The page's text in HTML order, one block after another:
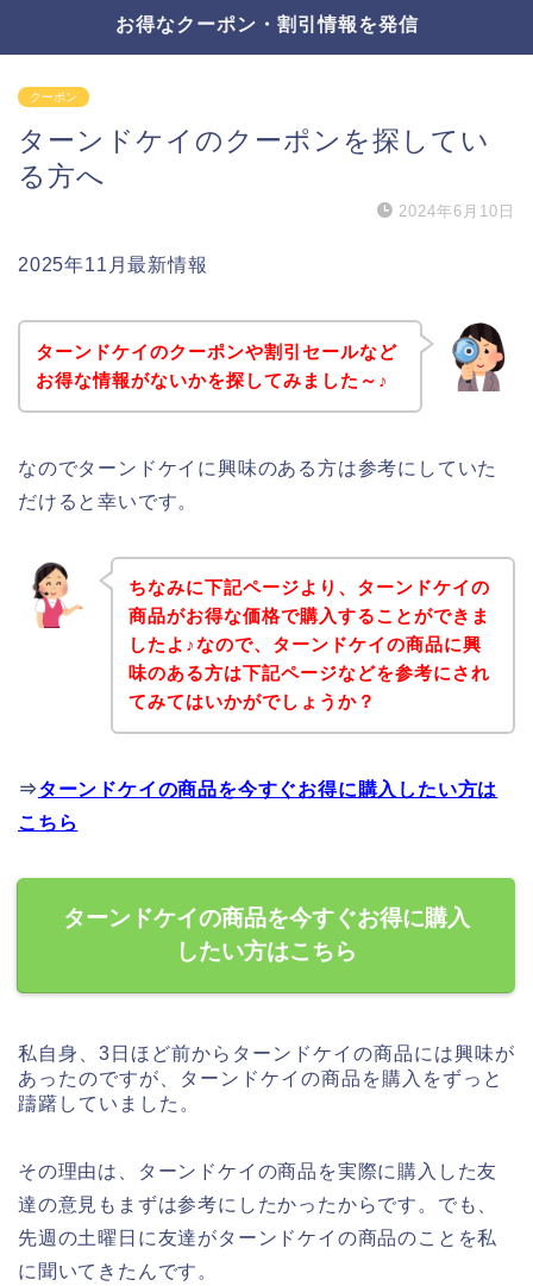
お得なクーポン・割引情報を発信
クーポン
ターンドケイのクーポンを探してい
る方へ
2024年6月10日
2025年11月最新情報
ターンドケイのクーポンや割引セールなど
お得な情報がないかを探してみました～♪
なのでターンドケイに興味のある方は参考にしていた
だけると幸いです。
ちなみに下記ページより、ターンドケイの
商品がお得な価格で購入することができま
したよ♪なので、ターンドケイの商品に興
味のある方は下記ページなどを参考にされ
てみてはいかがでしょうか？
⇒ターンドケイの商品を今すぐお得に購入したい方は
こちら
ターンドケイの商品を今すぐお得に購入
したい方はこちら
私自身、3日ほど前からターンドケイの商品には興味が
あったのですが、ターンドケイの商品を購入をずっと
躊躇していました。
その理由は、ターンドケイの商品を実際に購入した友
達の意見もまずは参考にしたかったからです。でも、
先週の土曜日に友達がターンドケイの商品のことを私
に聞いてきたんです。